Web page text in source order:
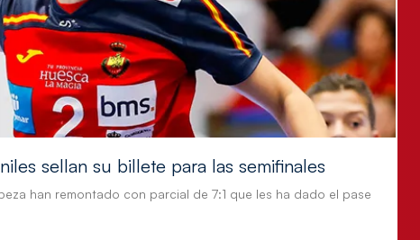
sellan su billete para las semifinales
han remontado con parcial de 7:1 que les ha dado el pase